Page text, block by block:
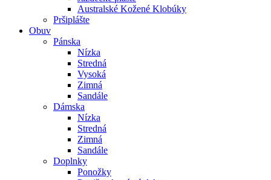
Australské Kožené Klobúky
Pršiplášte
Obuv
Pánska
Nízka
Stredná
Vysoká
Zimná
Sandále
Dámska
Nízka
Stredná
Zimná
Sandále
Doplnky
Ponožky